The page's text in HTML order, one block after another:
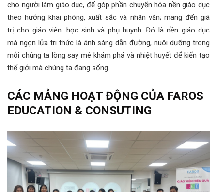
cho người làm giáo dục, để góp phần chuyển hóa nền giáo dục
theo hướng khai phóng, xuất sắc và nhân văn; mang đến giá
trị cho giáo viên, học sinh và phụ huynh. Đó là nền giáo dục
mà ngọn lửa tri thức là ánh sáng dẫn đường, nuôi dưỡng trong
mỗi chúng ta lòng say mê khám phá và nhiệt huyết để kiến tạo
thế giới mà chúng ta đang sống.
CÁC MẢNG HOẠT ĐỘNG CỦA FAROS
EDUCATION & CONSUTING